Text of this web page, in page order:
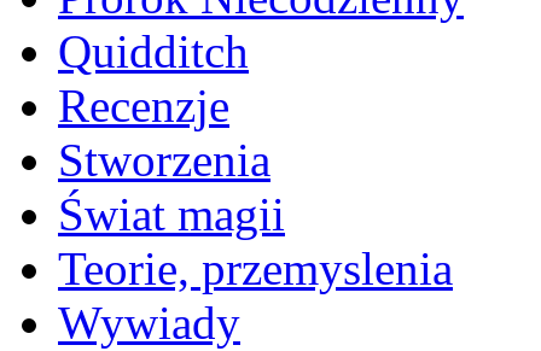
Quidditch
Recenzje
Stworzenia
Świat magii
Teorie, przemyslenia
Wywiady